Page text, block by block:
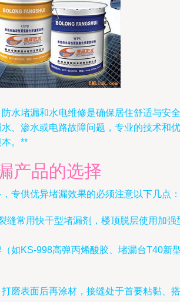
水堵漏和水电维修是确保居住舒适与安全
、渗水或电路故障问题，专业的技术和优
。**
产品的选择
专供优异堵漏效果的必须注意以下几点：
缝常用快干型堵漏剂，楼顶脱层使用加强
如KS-998高弹丙烯酸胶、堵漏台T40新
磨表面后再涂材，接缝处于首要粘黏、搭